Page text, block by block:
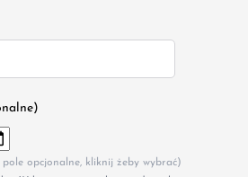
opcjonalne, kliknij żeby wybrać)